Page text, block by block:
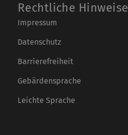
Rechtliche Hinweise
Impressum
Datenschutz
Barrierefreiheit
Gebärdensprache
Leichte Sprache